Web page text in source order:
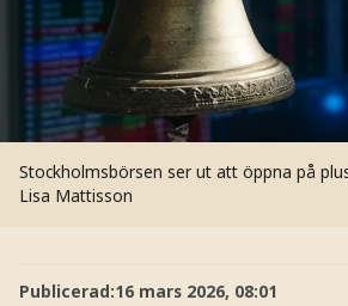
Stockholmsbörsen ser ut att öppna på
Lisa Mattisson
Publicerad:16 mars 2026, 08:01